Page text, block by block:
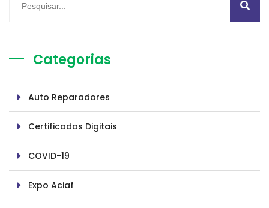
Categorias
Auto Reparadores
Certificados Digitais
COVID-19
Expo Aciaf